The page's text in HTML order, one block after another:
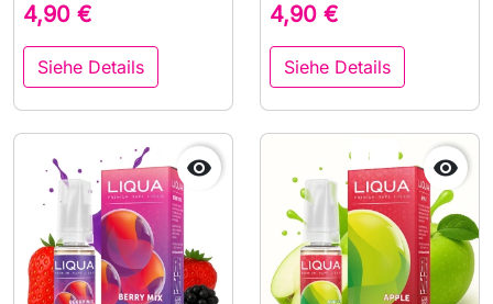
4,90 €
Siehe Details
4,90 €
Siehe Details
 